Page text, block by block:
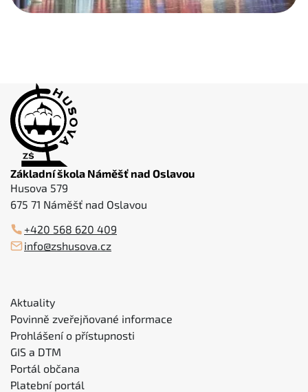
Základní škola Náměšť nad Oslavou
Husova 579
675 71 Náměšť nad Oslavou
+420 568 620 409
info@zshusova.cz
Aktuality
Povinně zveřejňované informace
Prohlášení o přístupnosti
GIS a DTM
Portál občana
Platební portál